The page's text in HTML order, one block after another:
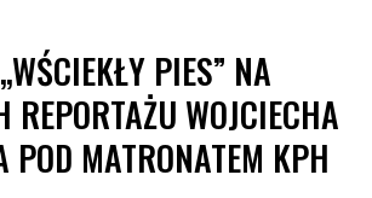
PIES” NA
REPORTAŻU WOJCIECHA
POD MATRONATEM KPH